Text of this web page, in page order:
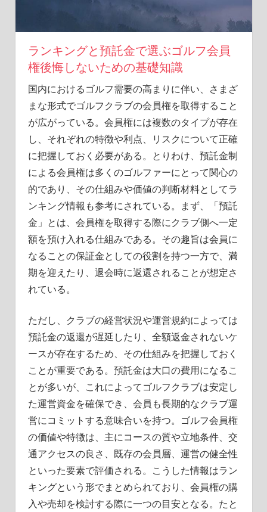
ランキングと預託金で選ぶゴルフ会員
権後悔しないための基礎知識
国内におけるゴルフ需要の高まりに伴い、さまざ
まな形式でゴルフクラブの会員権を取得すること
が広がっている。 会員権には複数のタイプが存在
し、それぞれの特徴や利点、リスクについて正確
に把握しておく必要がある。とりわけ、預託金制
による会員権は多くのゴルファーにとって関心の
的であり、その仕組みや価値の判断材料としてラ
ンキング情報も参考にされている。まず、「預託
金」とは、会員権を取得する際にクラブ側へ一定
額を預け入れる仕組みである。その趣旨は会員に
なることの保証金としての役割を持つ一方で、満
期を迎えたり、退会時に返還されることが想定さ
れている。
ただし、クラブの経営状況や運営規約によっては
預託金の返還が遅延したり、全額返金されないケ
ースが存在するため、その仕組みを把握しておく
ことが重要である。預託金は大口の費用になるこ
とが多いが、これによってゴルフクラブは安定し
た運営資金を確保でき、会員も長期的なクラブ運
営にコミットする意味合いを持つ。ゴルフ会員権
の価値や特徴は、主にコースの質や立地条件、交
通アクセスの良さ、既存の会員層、運営の健全性
といった要素で評価される。こうした情報はラン
キングという形でまとめられており、会員権の購
入や売却を検討する際に一つの目安となる。たと